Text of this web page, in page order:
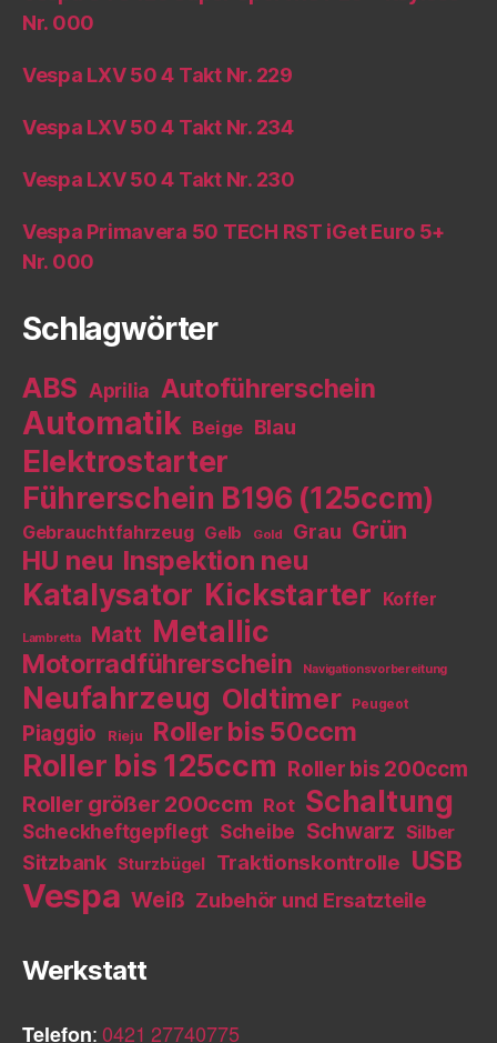
Nr. 000
Vespa LXV 50 4 Takt Nr. 229
Vespa LXV 50 4 Takt Nr. 234
Vespa LXV 50 4 Takt Nr. 230
Vespa Primavera 50 TECH RST iGet Euro 5+
Nr. 000
Schlagwörter
ABS Aprilia Autoführerschein
Automatik Beige Blau
Elektrostarter
Führerschein B196 (125ccm)
Gebrauchtfahrzeug Gelb Gold Grau Grün
HU neu Inspektion neu
Katalysator Kickstarter Koffer
Lambretta Matt Metallic
Motorradführerschein Navigationsvorbereitung
Neufahrzeug Oldtimer Peugeot
Piaggio Rieju Roller bis 50ccm
Roller bis 125ccm Roller bis 200ccm
Roller größer 200ccm Rot Schaltung
Scheckheftgepflegt Scheibe Schwarz Silber
Sitzbank Sturzbügel Traktionskontrolle USB
Vespa Weiß Zubehör und Ersatzteile
Werkstatt
Telefon: 0421 27740775